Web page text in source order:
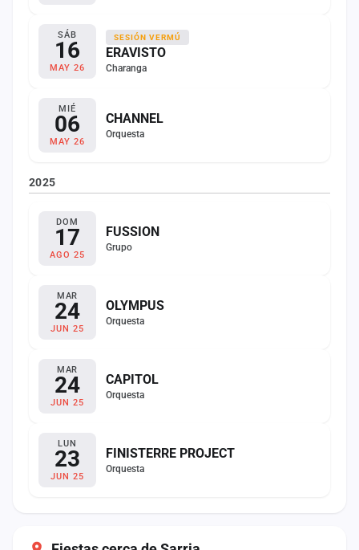
SÁB
16
MAY 26
SESIÓN VERMÚ
ERAVISTO
Charanga
MIÉ
06
MAY 26
CHANNEL
Orquesta
2025
DOM
17
AGO 25
FUSSION
Grupo
MAR
24
JUN 25
OLYMPUS
Orquesta
MAR
24
JUN 25
CAPITOL
Orquesta
LUN
23
JUN 25
FINISTERRE PROJECT
Orquesta